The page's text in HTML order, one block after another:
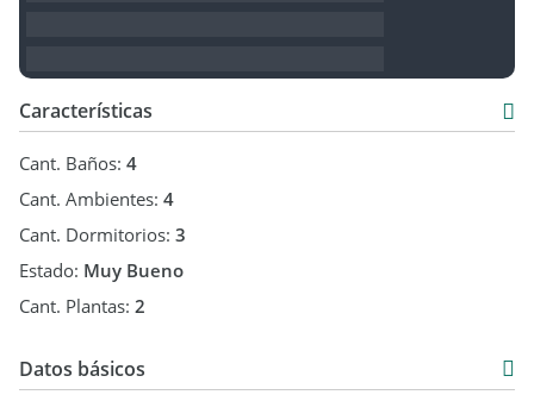
Características
Cant. Baños: 4
Cant. Ambientes: 4
Cant. Dormitorios: 3
Estado: Muy Bueno
Cant. Plantas: 2
Datos básicos